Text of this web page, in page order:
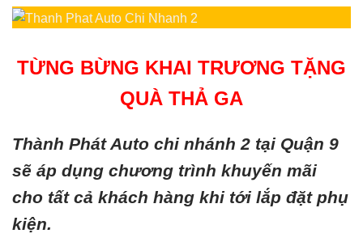
TỪNG BỪNG KHAI TRƯƠNG TẶNG
QUÀ THẢ GA
Thành Phát Auto chi nhánh 2 tại Quận 9
sẽ áp dụng chương trình khuyến mãi
cho tất cả khách hàng khi tới lắp đặt phụ
kiện.